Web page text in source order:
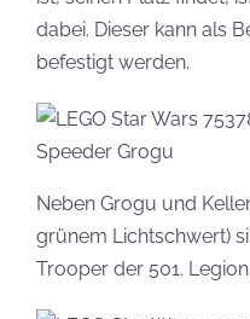
dabei. Dieser kann als
befestigt werden.
Neben Grogu und
grünem Lichtschwert)
Trooper der 501.